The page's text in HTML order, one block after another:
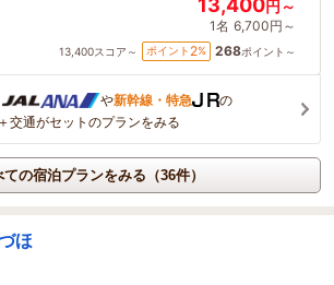
円～
1名 6,700円～
13,400スコア～ ポイント 2% 268ポイント～
や新幹線・特急
の
交通がセットのプランをみる
ての宿泊プランをみる（36件）
ほ